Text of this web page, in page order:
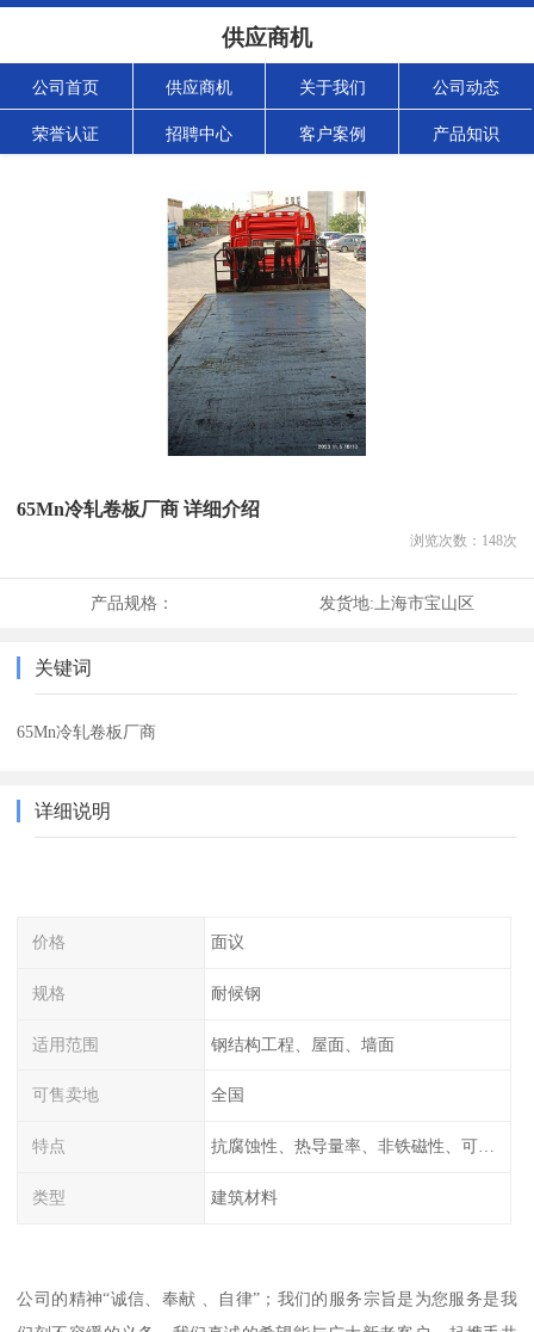
供应商机
公司首页 供应商机 关于我们 公司动态
荣誉认证 招聘中心 客户案例 产品知识
65Mn冷轧卷板厂商 详细介绍
浏览次数： 148次
产品规格： 发货地: 上海市宝山区
关键词
65Mn冷轧卷板厂商
详细说明
价格 面议
规格 耐候钢
适用范围 钢结构工程、屋面、墙面
可售卖地 全国
特点 抗腐蚀性、热导量率、非铁磁性、可加工性、可成形性、回收性
类型 建筑材料
公司的精神“诚信、奉献 、自律”；我们的服务宗旨是为您服务是我